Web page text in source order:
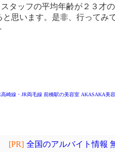
タッフの平均年齢が２３才
思います。是非、行ってみ
高崎線・JR両毛線 前橋駅の美容室 AKASAKA美
[PR] 全国のアルバイト情報